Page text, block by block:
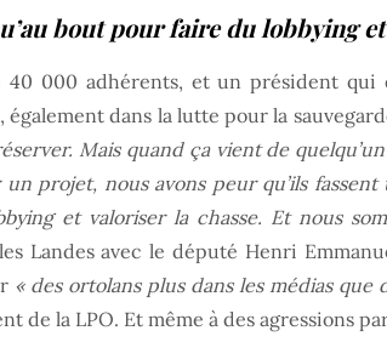
bout pour faire du lobbying
40 000 adhérents, et un président
également dans la lutte pour la
Mais quand ça vient de
projet, nous avons peur qu’ils
et valoriser la chasse. Et nous
Landes avec le député Henri
« des ortolans plus dans les médias que
de la LPO. Et même à des agressions